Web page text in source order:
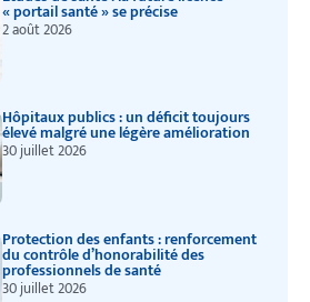
« portail santé » se précise
2 août 2026
Hôpitaux publics : un déficit toujours
élevé malgré une légère amélioration
30 juillet 2026
Protection des enfants : renforcement
du contrôle d’honorabilité des
professionnels de santé
30 juillet 2026